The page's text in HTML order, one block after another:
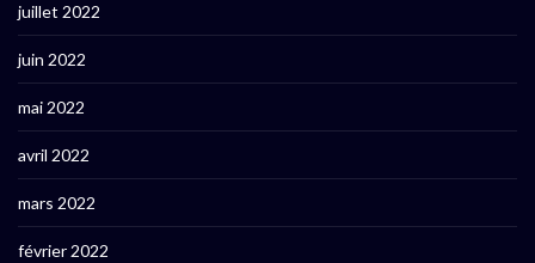
juillet 2022
juin 2022
mai 2022
avril 2022
mars 2022
février 2022